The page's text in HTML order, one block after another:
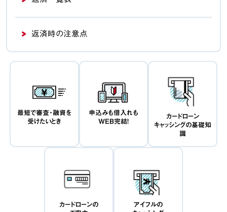
返済時の注意点
最短で審査・融資を
受けたいとき
申込みも借入れも
WEB完結！
カードローン
キャッシングの基礎知
識
カードローンの
アイフルの